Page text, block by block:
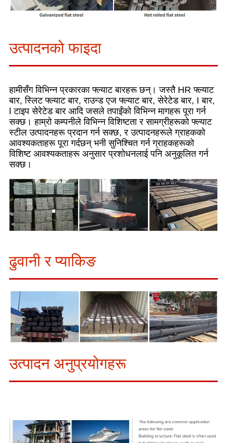
उत्पादनको फाइदा
हामीसँग विभिन्न प्रकारका फ्ल्याट बारहरू छन्। जस्तै HR फ्ल्याट
बार, स्लिट फ्ल्याट बार, राउन्ड एज फ्ल्याट बार, सेरेटेड बार, I बार,
l टाइप सेरेटेड बार आदि जसले तपाईंको विभिन्न मागहरू पूरा गर्न
सक्छ। हाम्रो कम्पनीले विभिन्न विशिष्टता र सामग्रीहरूको फ्ल्याट
स्टील उत्पादनहरू प्रदान गर्न सक्छ, र उत्पादनहरूले ग्राहकको
आवश्यकताहरू पूरा गर्दछन् भनी सुनिश्चित गर्न ग्राहकहरूको
विशिष्ट आवश्यकताहरू अनुसार प्रशोधनलाई पनि अनुकूलित गर्न
सक्छ।
ढुवानी र प्याकिङ
उत्पादन अनुप्रयोगहरू